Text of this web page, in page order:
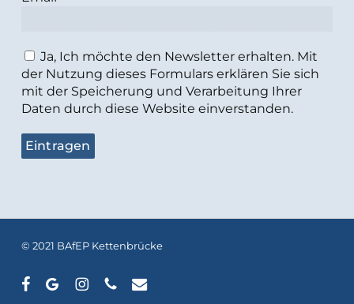
Ja, Ich möchte den Newsletter erhalten. Mit
der Nutzung dieses Formulars erklären Sie sich
mit der Speicherung und Verarbeitung Ihrer
Daten durch diese Website einverstanden.
© 2021 BAfEP Kettenbrücke
facebookgoogle-instagramphoneemail